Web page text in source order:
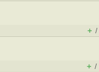
+ /
+ /